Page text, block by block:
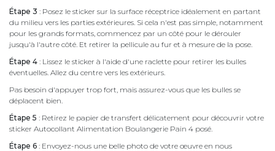
Étape 3 : Posez le sticker sur la surface réceptrice idéalement en partant
du milieu vers les parties extérieures. Si cela n'est pas simple, notamment
pour les grands formats, commencez par un côté pour le dérouler
jusqu'à l'autre côté. Et retirer la pellicule au fur et à mesure de la pose.
Étape 4 : Lissez le sticker à l'aide d'une raclette pour retirer les bulles
éventuelles. Allez du centre vers les extérieurs.
Pas besoin d'appuyer trop fort, mais assurez-vous que les bulles se
déplacent bien.
Étape 5 : Retirez le papier de transfert délicatement pour découvrir votre
sticker Autocollant Alimentation Boulangerie Pain 4 posé.
Étape 6 : Envoyez-nous une belle photo de votre œuvre en nous